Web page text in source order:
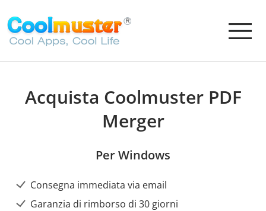
Acquista Coolmuster PDF
Merger
Per Windows
Consegna immediata via email
Garanzia di rimborso di 30 giorni